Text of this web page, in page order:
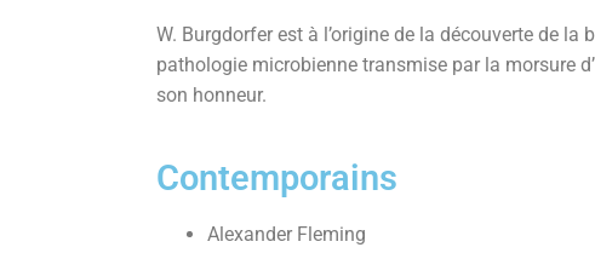
W. Burgdorfer est à l’origine de la découverte de
pathologie microbienne transmise par la morsure
son honneur.
Contemporains
Alexander Fleming